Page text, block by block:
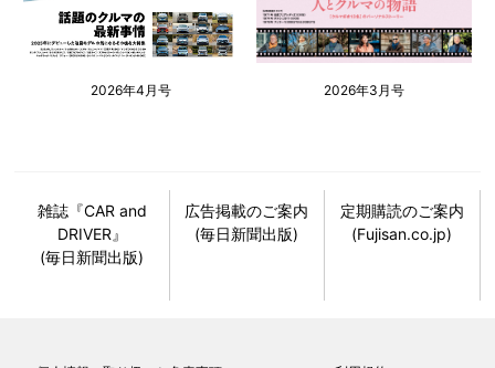
2026年4月号 2026年3月号
雑誌『CAR and
DRIVER』
(毎日新聞出版)
広告掲載のご案内
(毎日新聞出版)
定期購読のご案内
(Fujisan.co.jp)